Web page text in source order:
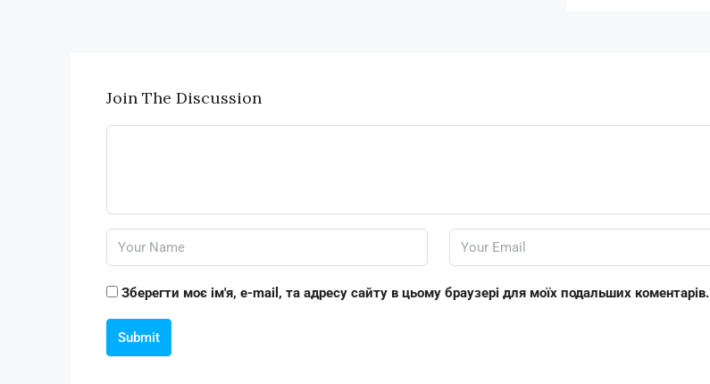
Join The Discussion
Зберегти моє ім'я, e-mail, та адресу сайту в цьому браузері для моїх подальших коментарів.
Submit